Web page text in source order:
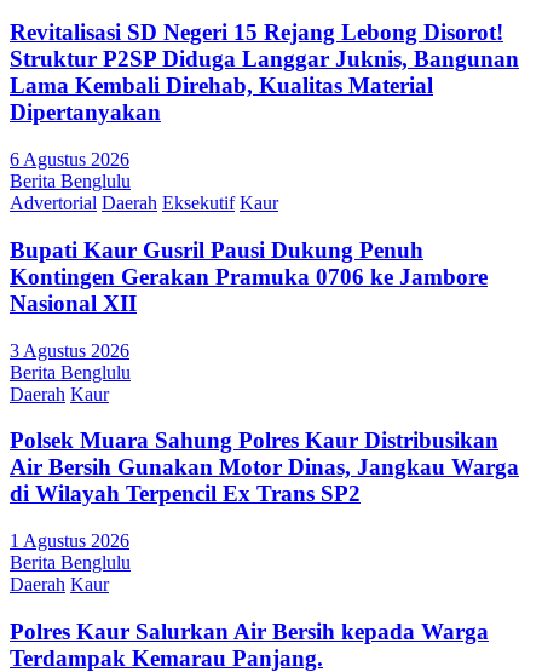
Revitalisasi SD Negeri 15 Rejang Lebong Disorot!
Struktur P2SP Diduga Langgar Juknis, Bangunan
Lama Kembali Direhab, Kualitas Material
Dipertanyakan
6 Agustus 2026
Berita Benglulu
Advertorial Daerah Eksekutif Kaur
Bupati Kaur Gusril Pausi Dukung Penuh
Kontingen Gerakan Pramuka 0706 ke Jambore
Nasional XII
3 Agustus 2026
Berita Benglulu
Daerah Kaur
Polsek Muara Sahung Polres Kaur Distribusikan
Air Bersih Gunakan Motor Dinas, Jangkau Warga
di Wilayah Terpencil Ex Trans SP2
1 Agustus 2026
Berita Benglulu
Daerah Kaur
Polres Kaur Salurkan Air Bersih kepada Warga
Terdampak Kemarau Panjang.